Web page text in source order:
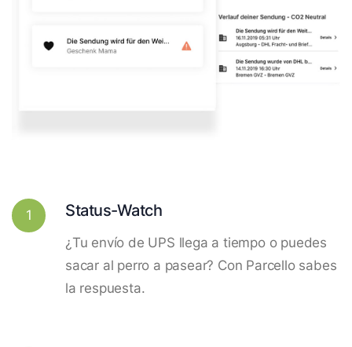
1 Status-Watch
¿Tu envío de UPS llega a tiempo o puedes
sacar al perro a pasear? Con Parcello sabes
la respuesta.